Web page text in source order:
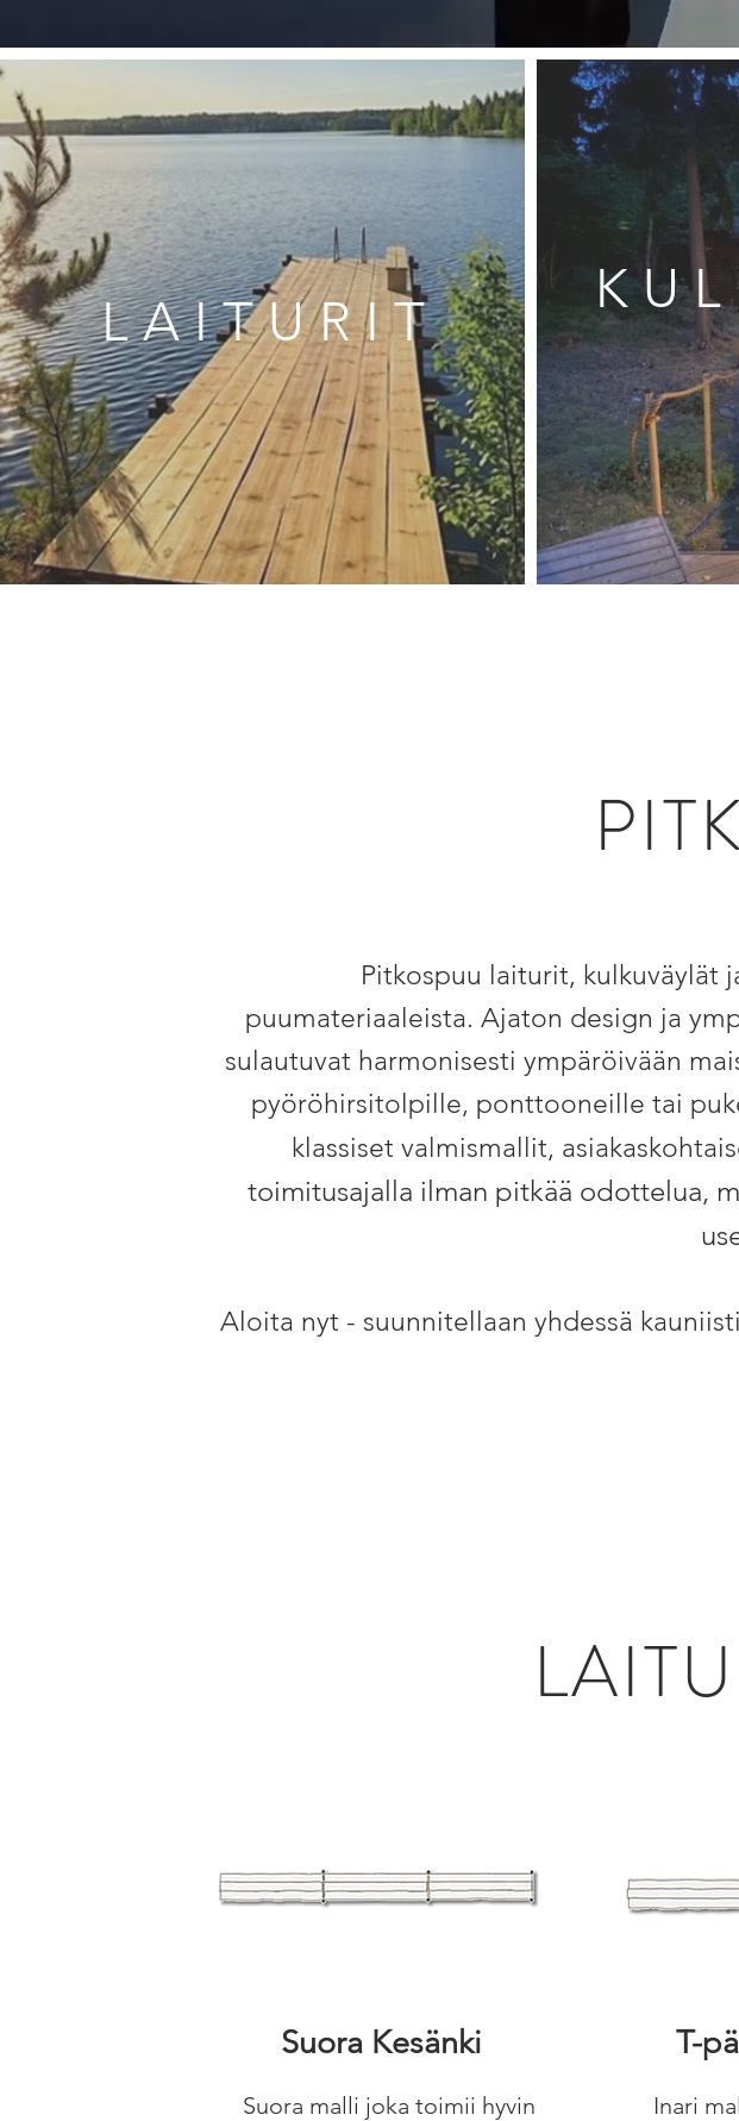
L A I T U R I T
K U
Pitkospuu laiturit, kulkuväylät
puumateriaaleista. Ajaton design ja
sulautuvat harmonisesti ympäröivään
pyöröhirsitolpille, ponttooneille tai
klassiset valmismallit,
toimitusajalla ilman pitkää odottelua,
Aloita nyt - suunnitellaan yhdessä
Suora Kesänki
Suora malli joka toimii hyvin
T-
Inari